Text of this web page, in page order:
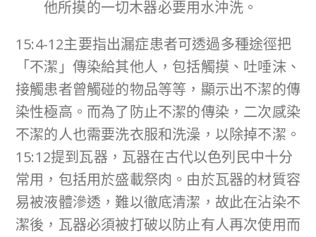
他所摸的一切木器必要用水沖洗。
15:4-12主要指出漏症患者可透過多種途徑把
「不潔」傳染給其他人，包括觸摸、吐唾沫、
接觸患者曾觸碰的物品等等，顯示出不潔的傳
染性極高。而為了防止不潔的傳染，二次感染
不潔的人也需要洗衣服和洗澡，以除掉不潔。
15:12提到瓦器，瓦器在古代以色列民中十分
常用，包括用於盛載祭肉。由於瓦器的材質容
易被液體滲透，難以徹底清潔，故此在沾染不
潔後，瓦器必須被打破以防止有人再次使用而